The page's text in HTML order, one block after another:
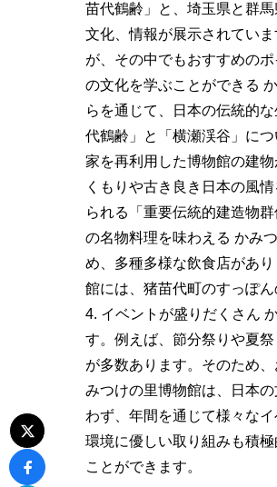
苗代鶴齢」と、埼玉県と群
文化、情報が展示されてい
が、その中でもおすすめの
の文化を学ぶことができる
らを通じて、日本の伝統的
代鶴齢」と「横瀬渓谷」に
家を再利用した博物館の建
くもりや古き良き日本の風
られる「重要伝統的建造物
の名物料理を味わえる かみ
め、多種多様な飲食店があ
館には、猪苗代町のすっぽ
4. イベントが盛りだくさん
す。例えば、節分祭りや夏
が多数あります。そのため
みつけの里博物館は、日本
わず、年間を通じて様々な
環境に優しい取り組みも積
ことができます。